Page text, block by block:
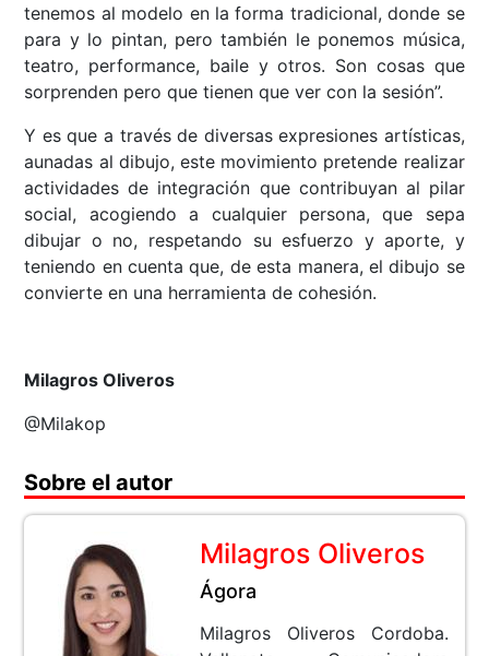
tenemos al modelo en la forma tradicional, donde se
para y lo pintan, pero también le ponemos música,
teatro, performance, baile y otros. Son cosas que
sorprenden pero que tienen que ver con la sesión”.
Y es que a través de diversas expresiones artísticas,
aunadas al dibujo, este movimiento pretende realizar
actividades de integración que contribuyan al pilar
social, acogiendo a cualquier persona, que sepa
dibujar o no, respetando su esfuerzo y aporte, y
teniendo en cuenta que, de esta manera, el dibujo se
convierte en una herramienta de cohesión.
Milagros Oliveros
@Milakop
Sobre el autor
Milagros Oliveros
Ágora
Milagros Oliveros Cordoba.